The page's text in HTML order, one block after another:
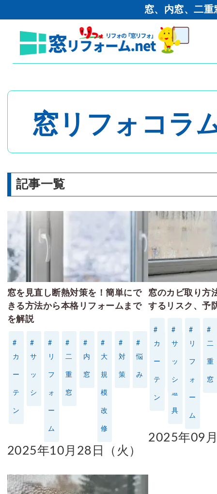
窓、内窓、二
トップページ
- 内窓・二重窓
- 玄関ドア
- 窓リフォーム
- 窓シャッター
施工事例一覧
特殊事例
価格表
窓リフォコラム
窓リフォコラ
記事一覧
窓を見直し断熱対策を！簡単にで
きる方法から本格リフォームまで
を解説
#
カ
ー
テ
ン
#
サ
ッ
シ
#
リ
フ
ォ
ー
ム
#
二
重
窓
#
内
窓
#
大
規
模
改
修
#
対
策
#
悩
み
#
掃
除
#
掃
除
道
具
#
断
熱
#
種
類
2025年10月28日（火）
窓のカビ取り方
するリスク、予
#
カ
ー
テ
ン
#
サ
ッ
シ
#
リ
フ
ォ
ー
ム
#
二
重
窓
2025年09